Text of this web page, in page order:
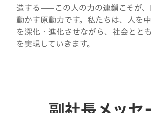
造する——この人の力の連鎖こそが
動かす原動力です。私たちは、人を
を深化・進化させながら、社会とと
を実現していきます。